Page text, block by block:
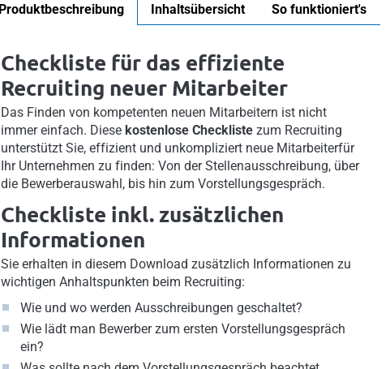
Produktbeschreibung Inhaltsübersicht So funktioniert's
Checkliste für das effiziente
Recruiting neuer Mitarbeiter
Das Finden von kompetenten neuen Mitarbeitern ist nicht
immer einfach. Diese kostenlose Checkliste zum Recruiting
unterstützt Sie, effizient und unkompliziert neue Mitarbeiterfür
Ihr Unternehmen zu finden: Von der Stellenausschreibung, über
die Bewerberauswahl, bis hin zum Vorstellungsgespräch.
Checkliste inkl. zusätzlichen
Informationen
Sie erhalten in diesem Download zusätzlich Informationen zu
wichtigen Anhaltspunkten beim Recruiting:
Wie und wo werden Ausschreibungen geschaltet?
Wie lädt man Bewerber zum ersten Vorstellungsgespräch
ein?